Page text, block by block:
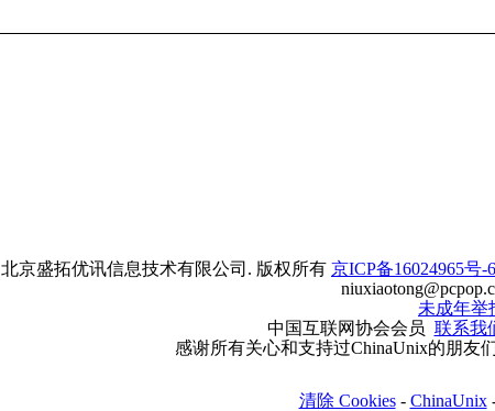
北京盛拓优讯信息技术有限公司. 版权所有 京ICP备16024965号-6
未成年举
中国互联网协会会员 联系我
感谢所有关心和支持过ChinaUnix的朋友
清除 Cookies- ChinaUnix